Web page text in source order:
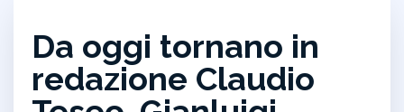
Da oggi tornano in
redazione Claudio